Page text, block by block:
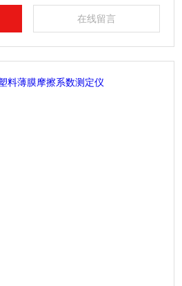
在线留言